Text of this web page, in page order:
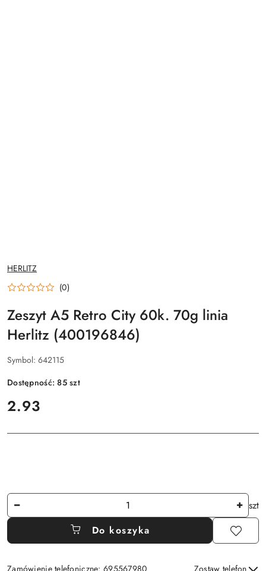
NAZWA
PRODUCENTA:
HERLITZ
(0)
Zeszyt A5 Retro City 60k. 70g linia
Herlitz (400196846)
Symbol: 642115
Dostępność:85szt
cena:
2.93
Ilość
szt
Do koszyka
Zamówienie telefoniczne: 695567980 Zostaw telefon